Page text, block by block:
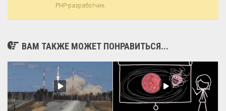
PHP-разработчик.
ВАМ ТАКЖЕ МОЖЕТ ПОНРАВИТЬСЯ...